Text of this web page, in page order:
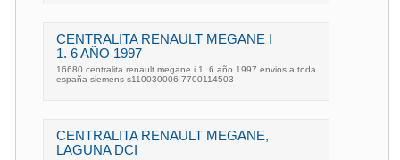
CENTRALITA RENAULT MEGANE I
1. 6 AÑO 1997
16680 centralita renault megane i 1. 6 año 1997 envios a toda
españa siemens s110030006 7700114503
CENTRALITA RENAULT MEGANE,
LAGUNA DCI